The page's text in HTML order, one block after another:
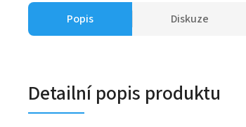
Popis Diskuze
Detailní popis produktu